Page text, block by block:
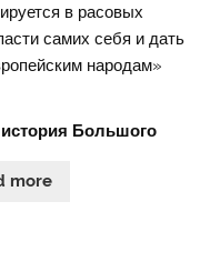
в расовых
самих себя и дать
народам»
Большого
more